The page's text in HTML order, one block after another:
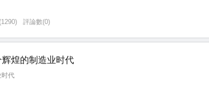
(1290) 評論數(0)
煌的制造业时代
时代